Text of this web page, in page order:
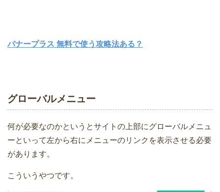
バナープラス 無料で使う攻略法ある？
グローバルメニュー
何が必要なのかというとサイトの上部にグローバルメニュ
ーといって左から右にメニューのリンクを表示させる必要
があります。
こういうやつです。